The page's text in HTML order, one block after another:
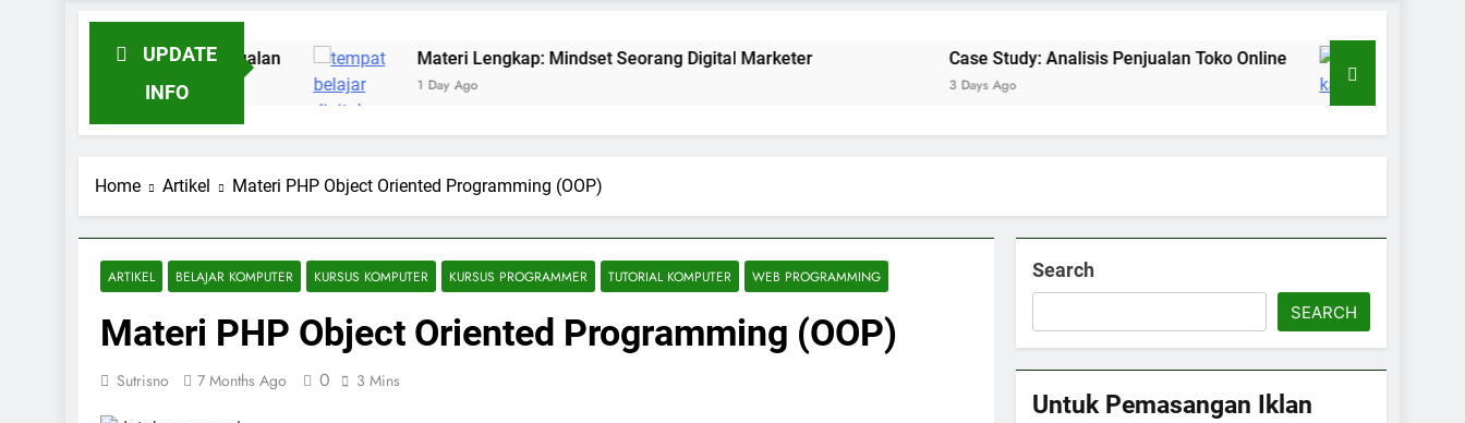
UPDATE
INFO
Penjualan Materi Lengkap: Mindset Seorang Digital Marketer
1 Day Ago
Case Study: Analisis Penjualan Toko Online Sejarah
3 Days Ago
Home Artikel Materi PHP Object Oriented Programming (OOP)
ARTIKEL BELAJAR KOMPUTER KURSUS KOMPUTER KURSUS PROGRAMMER TUTORIAL KOMPUTER WEB PROGRAMMING
Materi PHP Object Oriented Programming (OOP)
Sutrisno 7 Months Ago 0 3 Mins
Search
SEARCH
Untuk Pemasangan Iklan